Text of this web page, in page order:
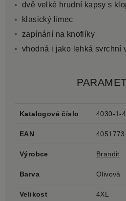
dvě velké hrudní kapsy s
klasický límec
zapínání na knoflíky
vhodná i jako lehká svrchní
Katalogové číslo 4030-1-
EAN
Výrobce Brandit
Barva Olivová
Velikost 4XL